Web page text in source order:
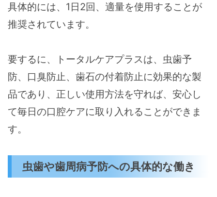
具体的には、1日2回、適量を使用することが
推奨されています。
要するに、トータルケアプラスは、虫歯予
防、口臭防止、歯石の付着防止に効果的な製
品であり、正しい使用方法を守れば、安心し
て毎日の口腔ケアに取り入れることができま
す。
虫歯や歯周病予防への具体的な働き